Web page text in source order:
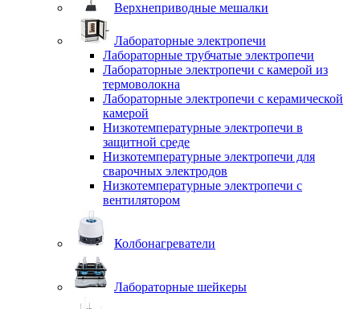
Верхнеприводные мешалки
Лабораторные электропечи
Лабораторные трубчатые электропечи
Лабораторные электропечи с камерой из
термоволокна
Лабораторные электропечи с керамической
камерой
Низкотемпературные электропечи в
защитной среде
Низкотемпературные электропечи для
cварочных электродов
Низкотемпературные электропечи с
вентилятором
Колбонагреватели
Лабораторные шейкеры